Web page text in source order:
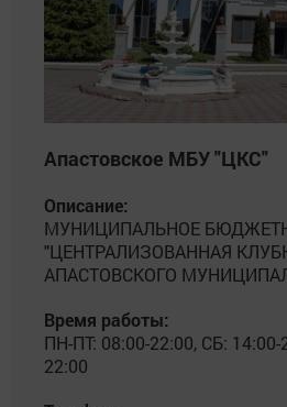
Апастовское МБУ "ЦКС"
Описание:
МУНИЦИПАЛЬНОЕ
"ЦЕНТРАЛИЗОВАННАЯ
АПАСТОВСКОГО
Время работы:
ПН-ПТ: 08:00-22:00, СБ: 14:00-
22:00